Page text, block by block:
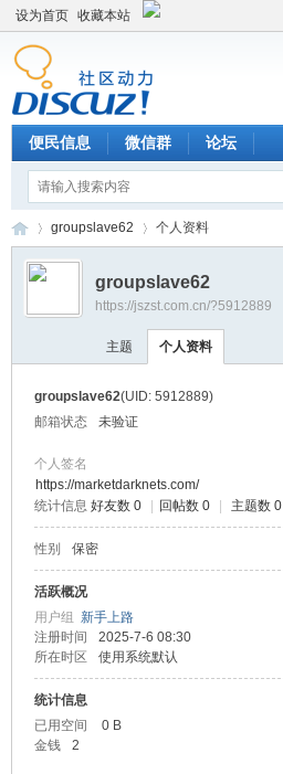
设为首页 收藏本站
便民信息 微信群 论坛
›
groupslave62 个人资料
groupslave62
https://jszst.com.cn/?5912889
主题 个人资料
groupslave62(UID: 5912889)
邮箱状态
未验证
个人签名
https://marketdarknets.com/
统计信息 好友数 0 回帖数 0 主题数 0
性别 保密
活跃概况
用户组 新手上路
注册时间
2025-7-6 08:30
所在时区
使用系统默认
统计信息
已用空间
0 B
金钱
2